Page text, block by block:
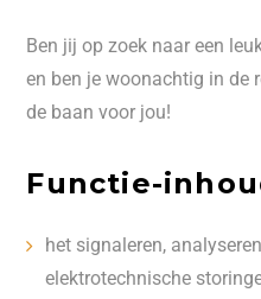
Ben jij op zoek naar een
en ben je woonachtig in de
de baan voor jou!
Functie-
het signaleren,
elektrotechnische